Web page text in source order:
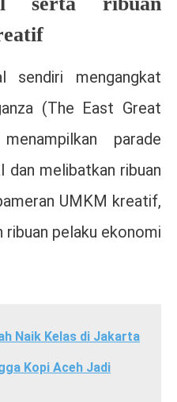
sendiri mengangkat
(The East Great
parade
dan melibatkan ribuan
UMKM kreatif,
ribuan pelaku ekonomi
Naik Kelas di Jakarta
Kopi Aceh Jadi